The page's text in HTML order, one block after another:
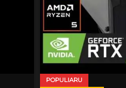
POPULIARU